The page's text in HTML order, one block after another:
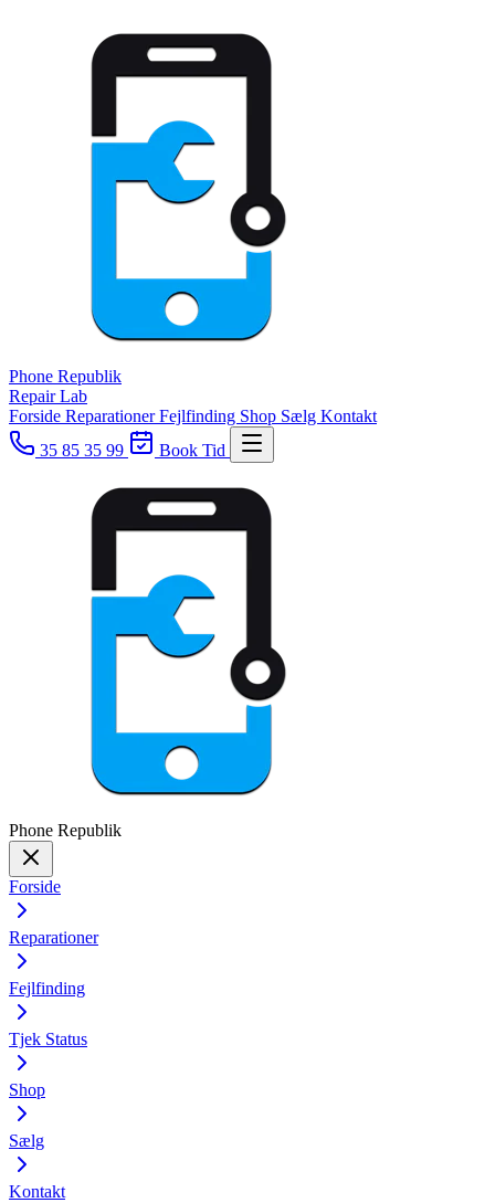
Phone Republik
Repair Lab
Forside ReparationerFejlfinding Shop Sælg Kontakt
35 85 35 99
Book Tid
Phone Republik
Forside
Reparationer
Fejlfinding
Tjek Status
Shop
Sælg
Kontakt